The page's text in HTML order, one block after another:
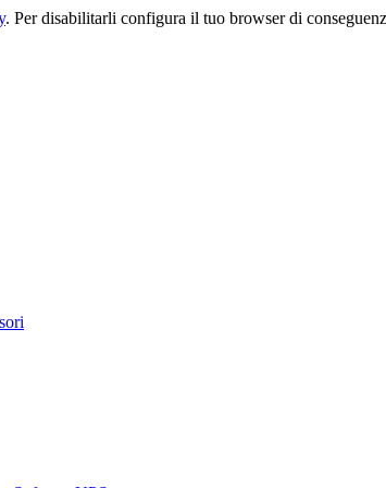
. Per disabilitarli configura il tuo browser di